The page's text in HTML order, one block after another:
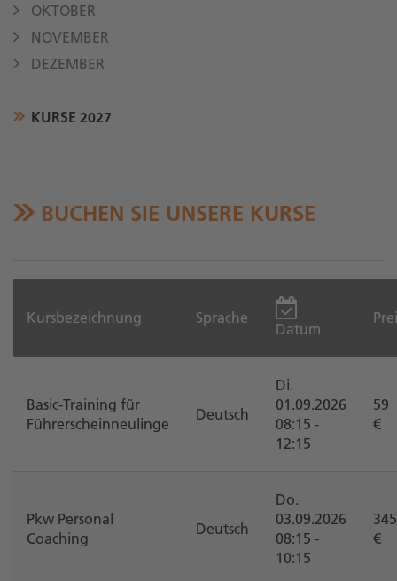
OKTOBER
NOVEMBER
DEZEMBER
KURSE 2027
BUCHEN SIE UNSERE KURSE
Kursbezeichnung Sprache
Datum
Basic-Training für
Führerscheinneulinge
Deutsch
Di.
01.09.2026
08:15 -
12:15
59
€
Pkw Personal
Coaching
Deutsch
Do.
03.09.2026
08:15 -
10:15
345
€